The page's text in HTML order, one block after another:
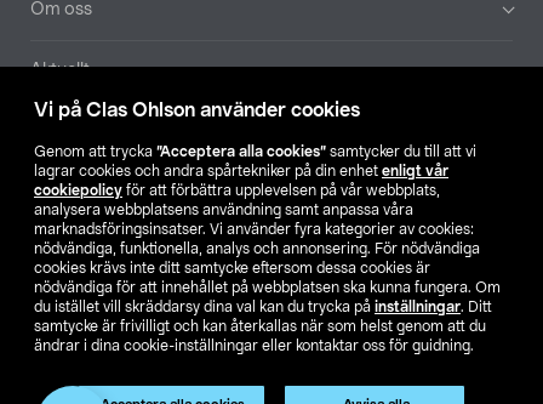
Vi på Clas Ohlson använder cookies
Genom att trycka ”Acceptera alla cookies” samtycker du till att vi
lagrar cookies och andra spårtekniker på din enhet enligt vår
cookiepolicy för att förbättra upplevelsen på vår webbplats,
analysera webbplatsens användning samt anpassa våra
marknadsföringsinsatser. Vi använder fyra kategorier av cookies:
nödvändiga, funktionella, analys och annonsering. För nödvändiga
cookies krävs inte ditt samtycke eftersom dessa cookies är
nödvändiga för att innehållet på webbplatsen ska kunna fungera. Om
du istället vill skräddarsy dina val kan du trycka på inställningar. Ditt
samtycke är frivilligt och kan återkallas när som helst genom att du
ändrar i dina cookie-inställningar eller kontaktar oss för guidning.
Om oss
Aktuellt
Hitta butik
SE NO FI